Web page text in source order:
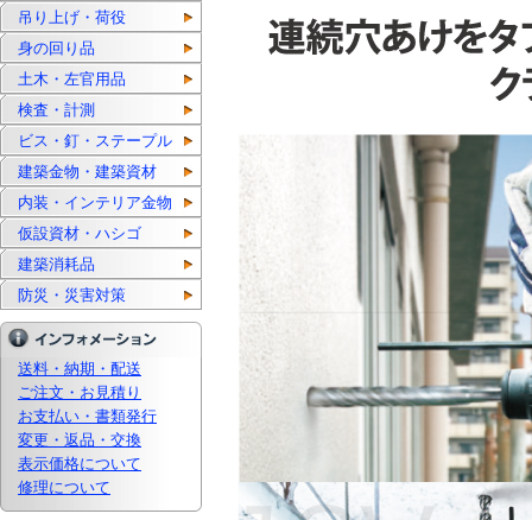
吊り上げ・荷役
身の回り品
土木・左官用品
検査・計測
ビス・釘・ステープル
建築金物・建築資材
内装・インテリア金物
仮設資材・ハシゴ
建築消耗品
防災・災害対策
送料・納期・配送
ご注文・お見積り
お支払い・書類発行
変更・返品・交換
表示価格について
修理について